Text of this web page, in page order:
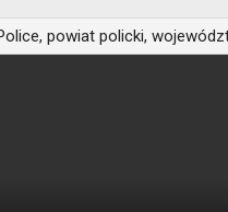
powiat policki,